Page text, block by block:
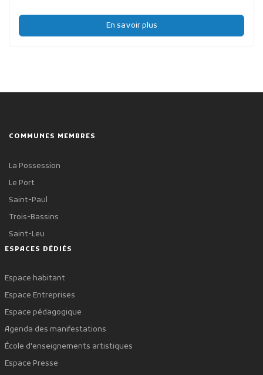
En savoir plus
COMMUNES MEMBRES
La Possession
Le Port
Saint-Paul
Trois-Bassins
Saint-Leu
ESPACES DÉDIÉS
Espace habitant
Espace Entreprises
Espace pédagogique
Agenda des manifestations
École d'enseignements artistiques
Espace Presse